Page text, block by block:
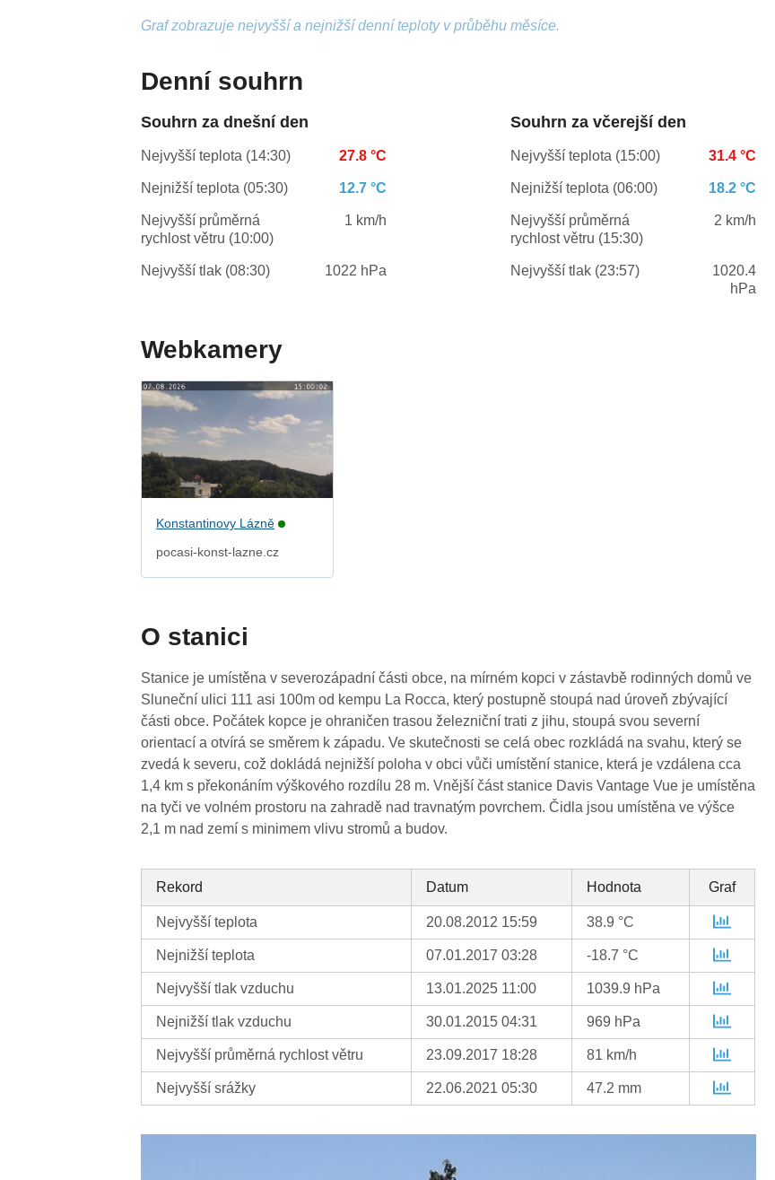
Graf zobrazuje nejvyšší a nejnižší denní teploty v průběhu měsíce.
Denní souhrn
Souhrn za dnešní den
Nejvyšší teplota (14:30) 27.8 °C
Nejnižší teplota (05:30) 12.7 °C
Nejvyšší průměrná
rychlost větru (10:00)
1 km/h
Nejvyšší tlak (08:30) 1022 hPa
Souhrn za včerejší den
Nejvyšší teplota (15:00) 31.4 °C
Nejnižší teplota (06:00) 18.2 °C
Nejvyšší průměrná
rychlost větru (15:30)
2 km/h
Nejvyšší tlak (23:57)
1020.4
hPa
Webkamery
Konstantinovy Lázně
pocasi-konst-lazne.cz
O stanici
Stanice je umístěna v severozápadní části obce, na mírném kopci v zástavbě rodinných domů ve
Sluneční ulici 111 asi 100m od kempu La Rocca, který postupně stoupá nad úroveň zbývající
části obce. Počátek kopce je ohraničen trasou železniční trati z jihu, stoupá svou severní
orientací a otvírá se směrem k západu. Ve skutečnosti se celá obec rozkládá na svahu, který se
zvedá k severu, což dokládá nejnižší poloha v obci vůči umístění stanice, která je vzdálena cca
1,4 km s překonáním výškového rozdílu 28 m. Vnější část stanice Davis Vantage Vue je umístěna
na tyči ve volném prostoru na zahradě nad travnatým povrchem. Čidla jsou umístěna ve výšce
2,1 m nad zemí s minimem vlivu stromů a budov.
Rekord Datum Hodnota Graf
Nejvyšší teplota 20.08.2012 15:59 38.9 °C
Nejnižší teplota 07.01.2017 03:28 -18.7 °C
Nejvyšší tlak vzduchu 13.01.2025 11:00 1039.9 hPa
Nejnižší tlak vzduchu 30.01.2015 04:31 969 hPa
Nejvyšší průměrná rychlost větru 23.09.2017 18:28 81 km/h
Nejvyšší srážky 22.06.2021 05:30 47.2 mm